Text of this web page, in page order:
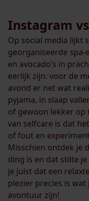
Instagram
Op social media lijkt
georganiseerde
en avocado’s in
eerlijk zijn: voor de
avond er net wat
pyjama, in slaap
of gewoon lekker op
van selfcare is dat
of fout en
Misschien ontdek je
ding is en dat stilte
je juist dat een
plezier precies is
avontuur zijn!